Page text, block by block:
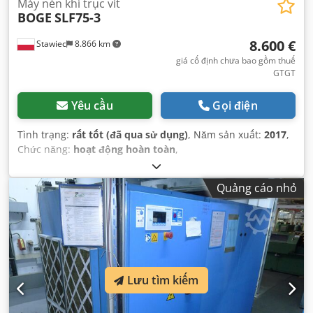
Stawiec 8.866 km
Máy nén khí trục vít
BOGE SLF75-3
8.600 €
giá cố định chưa bao gồm thuế
GTGT
Yêu cầu Gọi điện
Tình trạng: rất tốt (đã qua sử dụng), Năm sản xuất: 2017,
Chức năng: hoạt động hoàn toàn,
Quảng cáo nhỏ
Lưu tìm kiếm